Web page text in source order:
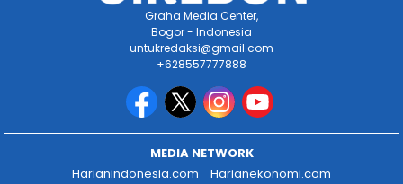
Graha Media Center,
Bogor - Indonesia
untukredaksi@gmail.com
+628557777888
MEDIA NETWORK
Harianindonesia.com
Harianekonomi.com